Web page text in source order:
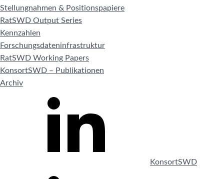
Stellungnahmen & Positionspapiere
RatSWD Output Series
Kennzahlen
Forschungsdateninfrastruktur
RatSWD Working Papers
KonsortSWD – Publikationen
Archiv
KonsortSWD